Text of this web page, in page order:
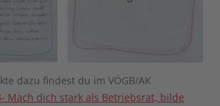
dazu findest du im VÖGB/AK
Mach dich stark als Betriebsrat, bilde